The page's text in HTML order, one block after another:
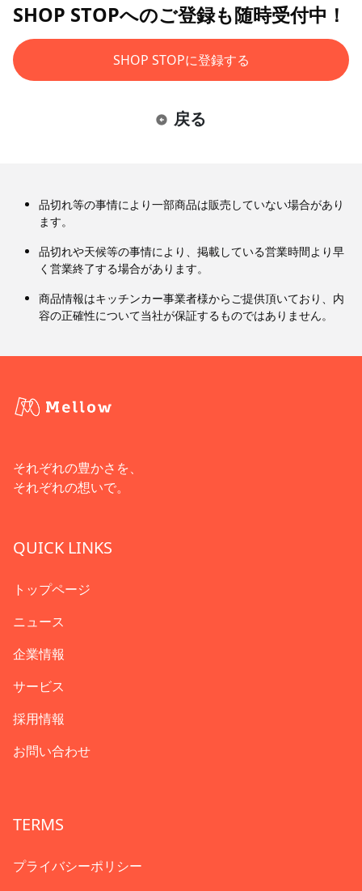
SHOP STOPへのご登録も随時受付中！
SHOP STOPに登録する
戻る
品切れ等の事情により一部商品は販売していない場合があり
ます。
品切れや天候等の事情により、掲載している営業時間より早
く営業終了する場合があります。
商品情報はキッチンカー事業者様からご提供頂いており、内
容の正確性について当社が保証するものではありません。
それぞれの豊かさを、
それぞれの想いで。
QUICK LINKS
トップページ
ニュース
企業情報
サービス
採用情報
お問い合わせ
TERMS
プライバシーポリシー